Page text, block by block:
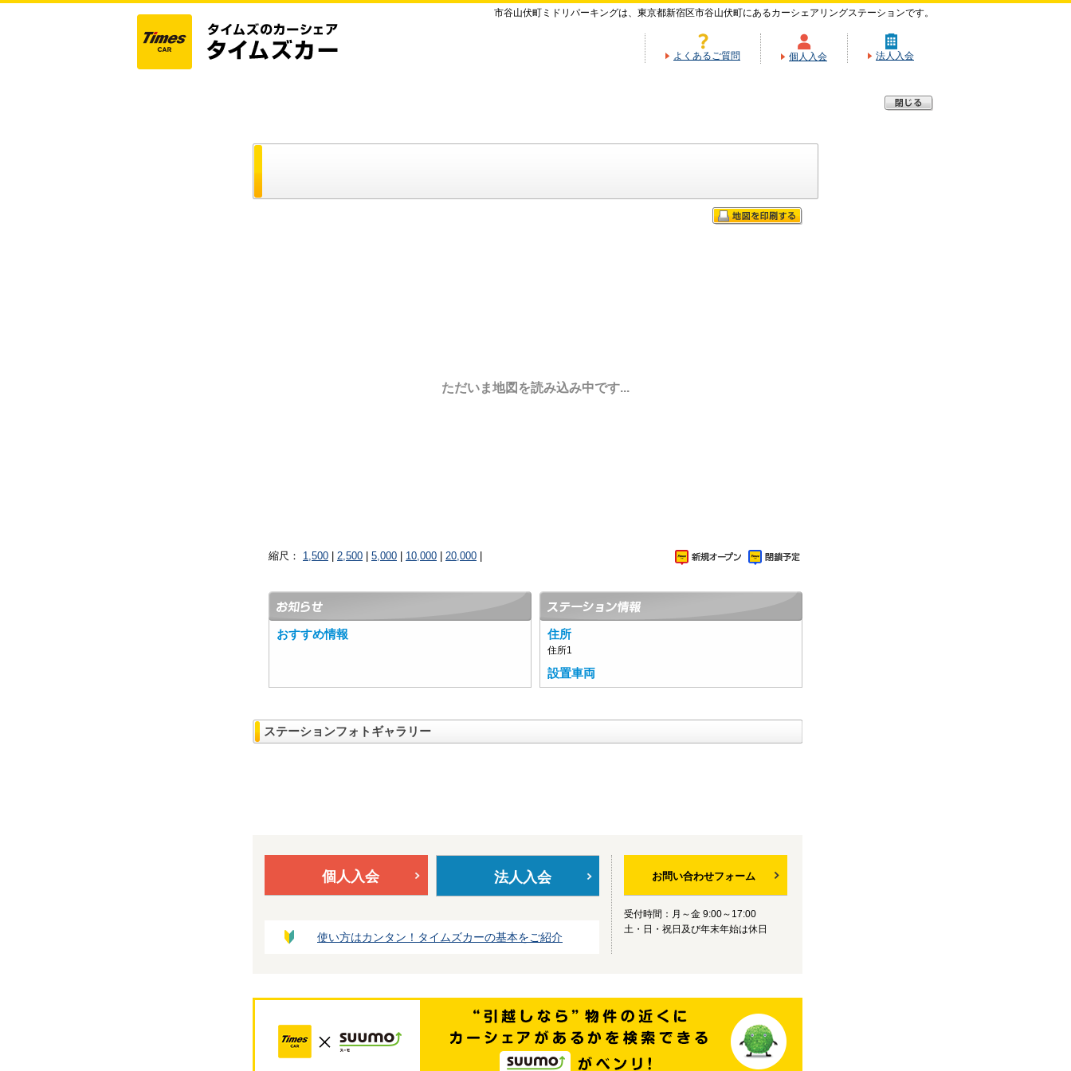
市谷山伏町ミドリパーキングは、東京都新宿区市谷山伏町にあるカーシェアリングステーションです。
よくあるご質問 個人入会 法人入会
ただいま地図を読み込み中です...
縮尺： 1,500 2,500 5,000 10,000 20,000
おすすめ情報 住所
住所1
設置車両
ステーションフォトギャラリー
個人入会 法人入会
使い方はカンタン！タイムズカーの基本をご紹介
お問い合わせフォーム
受付時間：月～金 9:00～17:00
土・日・祝日及び年末年始は休日